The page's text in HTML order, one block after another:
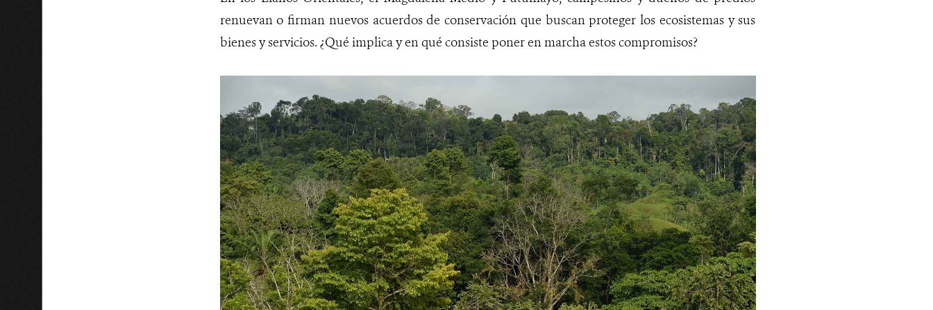
renuevan o firman nuevos acuerdos de conservación que buscan proteger los ecosistemas y sus
bienes y servicios. ¿Qué implica y en qué consiste poner en marcha estos compromisos?